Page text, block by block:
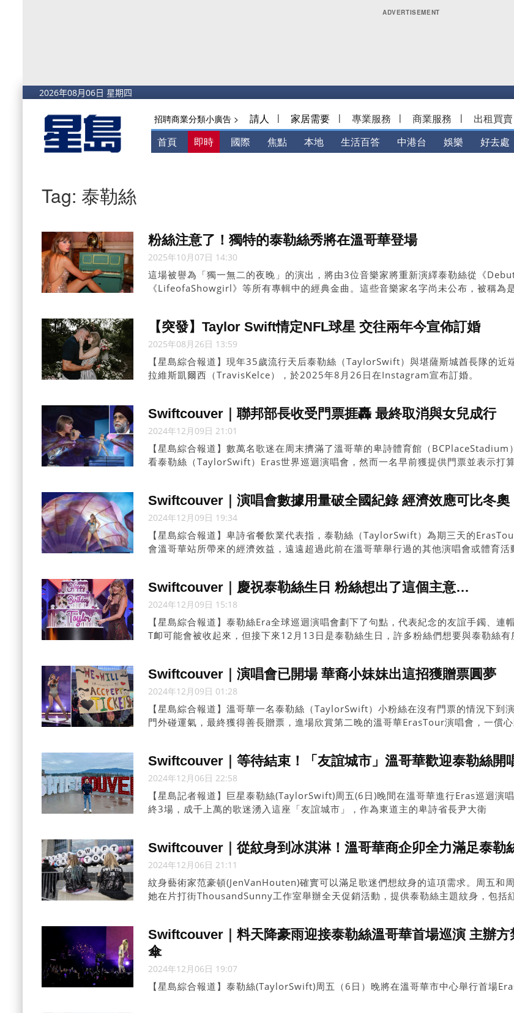
招聘商業分類小廣告 > 請人 | 家居需要 | 專業服務 | 商業服務 | 出租買賣
首頁 即時 國際 焦點 本地 生活百答 中港台 娛樂 好去處
Tag: 泰勒絲
粉絲注意了！獨特的泰勒絲秀將在溫哥華登場
2025年10月07日 14:30
這場被譽為「獨一無二的夜晚」的演出，將由3位音樂家將重新演繹泰勒絲從《
《LifeofaShowgirl》等所有專輯中的經典金曲。這些音樂家名字尚未公布，被稱為
【突發】Taylor Swift情定NFL球星 交往兩年今宣佈訂婚
2025年08月26日 13:59
【星島綜合報道】現年35歲流行天后泰勒絲（TaylorSwift）與堪薩斯城酋長隊的近
拉維斯凱爾西（TravisKelce），於2025年8月26日在Instagram宣布訂婚。
Swiftcouver｜聯邦部長收受門票捱轟 最終取消與女兒成行
2024年12月09日 21:01
【星島綜合報道】數萬名歌迷在周末擠滿了溫哥華的卑詩體育館（BCPlaceStadium
看泰勒絲（TaylorSwift）Eras世界巡迴演唱會，然而一名早前獲提供門票並表示打
Swiftcouver｜演唱會數據用量破全國紀錄 經濟效應可比冬奧
2024年12月09日 19:34
【星島綜合報道】卑詩省餐飲業代表指，泰勒絲（TaylorSwift）為期三天的
會溫哥華站所帶來的經濟效益，遠遠超過此前在溫哥華舉行過的其他演唱會或體育活
Swiftcouver｜慶祝泰勒絲生日 粉絲想出了這個主意…
2024年12月09日 15:18
【星島綜合報道】泰勒絲Era全球巡迴演唱會劃下了句點，代表紀念的友誼手鐲、連
T卹可能會被收起來，但接下來12月13日是泰勒絲生日，許多粉絲們想要與泰勒絲有
Swiftcouver｜演唱會已開場 華裔小妹妹出這招獲贈票圓夢
2024年12月09日 01:28
【星島綜合報道】溫哥華一名泰勒絲（TaylorSwift）小粉絲在沒有門票的情況下到
門外碰運氣，最終獲得善長贈票，進場欣賞第二晚的溫哥華ErasTour演唱會，一償心
Swiftcouver｜等待結束！「友誼城市」溫哥華歡迎泰勒絲開
2024年12月06日 22:58
【星島記者報道】巨星泰勒絲(TaylorSwift)周五(6日)晚間在溫哥華進行Eras巡迴演
終3場，成千上萬的歌迷湧入這座「友誼城市」，作為東道主的卑詩省長尹大衛
Swiftcouver｜從紋身到冰淇淋！溫哥華商企卯全力滿足泰勒
2024年12月06日 21:11
紋身藝術家范豪頓(JenVanHouten)確實可以滿足歌迷們想紋身的這項需求。周五和周
她在片打街ThousandSunny工作室舉辦全天促銷活動，提供泰勒絲主題紋身，包括
Swiftcouver｜料天降豪雨迎接泰勒絲溫哥華首場巡演 主辦方
傘
2024年12月06日 19:07
【星島綜合報道】泰勒絲(TaylorSwift)周五（6日）晚將在溫哥華市中心舉行首場